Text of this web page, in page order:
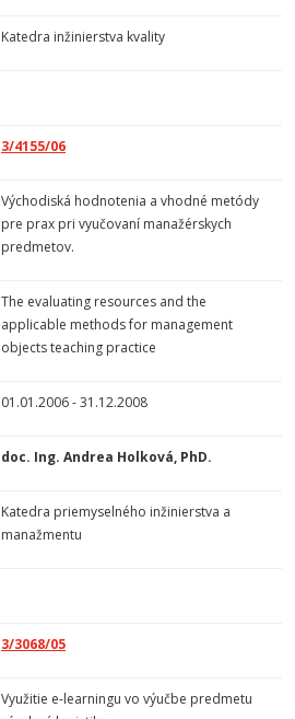
Katedra inžinierstva kvality
3/4155/06
Východiská hodnotenia a vhodné metódy
pre prax pri vyučovaní manažérskych
predmetov.
The evaluating resources and the
applicable methods for management
objects teaching practice
01.01.2006 - 31.12.2008
doc. Ing. Andrea Holková, PhD.
Katedra priemyselného inžinierstva a
manažmentu
3/3068/05
Využitie e-learningu vo výučbe predmetu